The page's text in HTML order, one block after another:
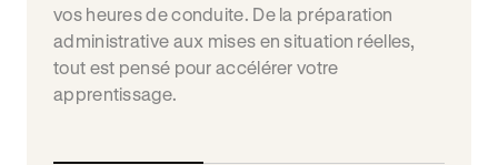
vos heures de conduite. De la préparation
administrative aux mises en situation réelles,
tout est pensé pour accélérer votre
apprentissage.